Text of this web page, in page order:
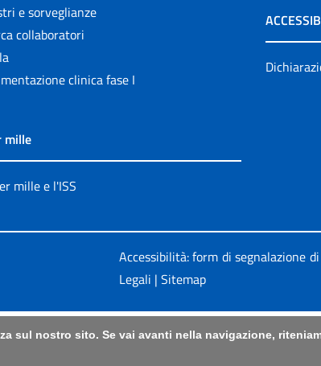
e sorveglianze
collaboratori
clinica fase I
mille
mille e l'ISS
Accessibilità: form di segnalazione
Legali | Sitemap
sul nostro sito. Se vai avanti nella navigazione,